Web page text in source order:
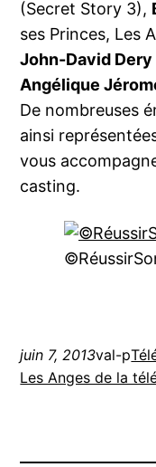
(Secret Story 3),
ses Princes, Les
John-David Dery
Angélique
De nombreuses
ainsi
vous
casting.
juin 7, 2013val-p
Les Anges de la